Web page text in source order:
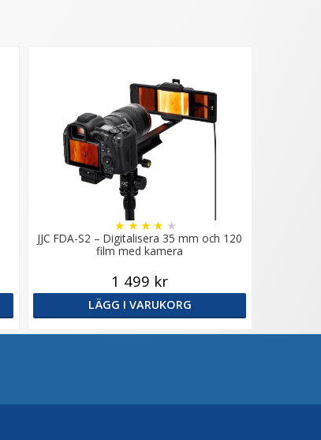
JJC FDA-S2 – Digitalisera 35 mm och 120
film med kamera
★ ★ ★ ★ ★
1 499 kr
LÄGG I VARUKORG